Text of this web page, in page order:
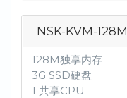
NSK-KVM-128M
128M独享内存
3G SSD硬盘
1 共享CPU